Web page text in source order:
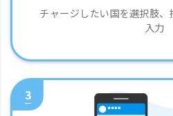
チャージしたい国を選択肢
入力
3